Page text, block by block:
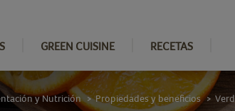
GREEN CUISINE RECETAS
y Nutrición > Propiedades y beneficios >